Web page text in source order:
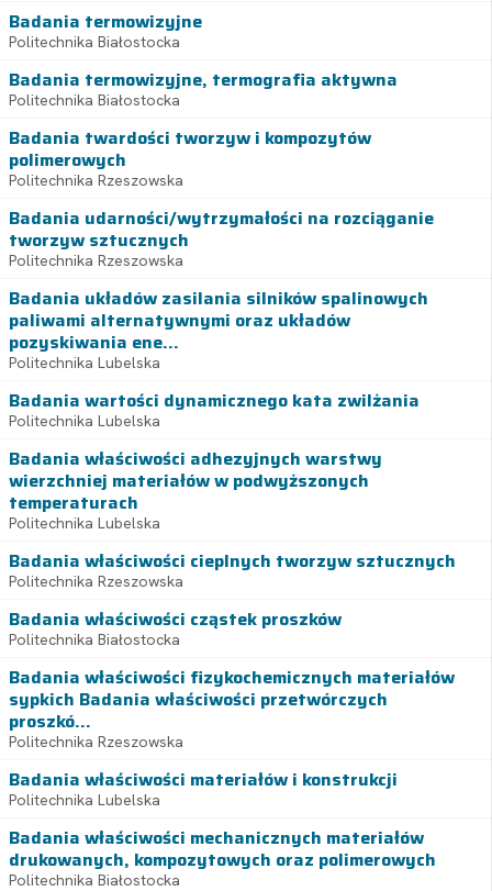
Badania termowizyjne
Politechnika Białostocka
Badania termowizyjne, termografia aktywna
Politechnika Białostocka
Badania twardości tworzyw i kompozytów
polimerowych
Politechnika Rzeszowska
Badania udarności/wytrzymałości na rozciąganie
tworzyw sztucznych
Politechnika Rzeszowska
Badania układów zasilania silników spalinowych
paliwami alternatywnymi oraz układów
pozyskiwania ene...
Politechnika Lubelska
Badania wartości dynamicznego kata zwilżania
Politechnika Lubelska
Badania właściwości adhezyjnych warstwy
wierzchniej materiałów w podwyższonych
temperaturach
Politechnika Lubelska
Badania właściwości cieplnych tworzyw sztucznych
Politechnika Rzeszowska
Badania właściwości cząstek proszków
Politechnika Białostocka
Badania właściwości fizykochemicznych materiałów
sypkich Badania właściwości przetwórczych
proszkó...
Politechnika Rzeszowska
Badania właściwości materiałów i konstrukcji
Politechnika Lubelska
Badania właściwości mechanicznych materiałów
drukowanych, kompozytowych oraz polimerowych
Politechnika Białostocka